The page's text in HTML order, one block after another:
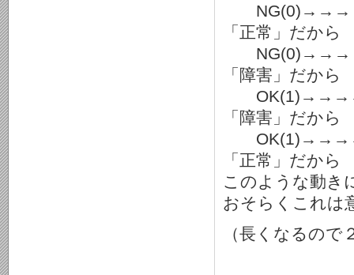
NG(0)→→→→→
「正常」だから
NG(0)→→→→→
「障害」だから
OK(1)→→→→→
「障害」だから
OK(1)→→→→→
「正常」だから
このような動き
おそらくこれは
（長くなるので